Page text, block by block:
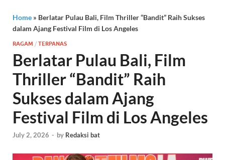
Home » Berlatar Pulau Bali, Film Thriller “Bandit” Raih Sukses
dalam Ajang Festival Film di Los Angeles
RAGAM / TERPANAS
Berlatar Pulau Bali, Film
Thriller “Bandit” Raih
Sukses dalam Ajang
Festival Film di Los Angeles
July 2, 2026 - by Redaksi bat